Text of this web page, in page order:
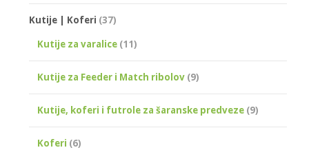
Kutije | Koferi (37)
Kutije za varalice (11)
Kutije za Feeder i Match ribolov (9)
Kutije, koferi i futrole za šaranske predveze (9)
Koferi (6)